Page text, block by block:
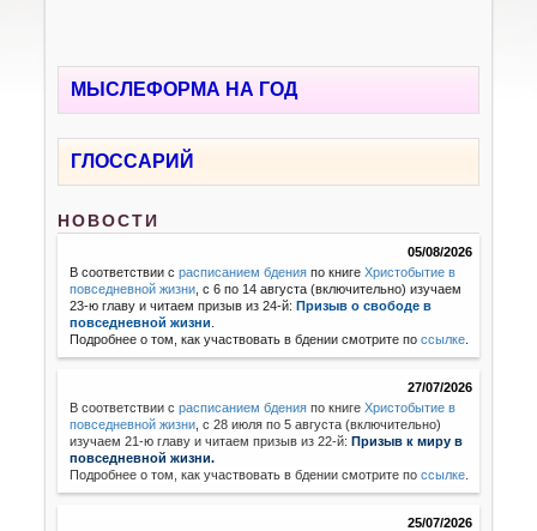
МЫСЛЕФОРМА НА ГОД
ГЛОССАРИЙ
НОВОСТИ
05/08/2026
В соответствии срасписанием бдения по книгеХристобытие в
повседневной жизни , с 6 по 14 августа (включительно) изучаем
23-ю главу и читаем призыв из 24-й:Призыв о свободе в
повседневной жизни
Подробнее о том, как участвовать в бдении смотрите поссылке
27/07/2026
В соответствии с расписанием бдения по книгеХристобытие в
повседневной жизни с 28 июля по 5 августа (включительно)
изучаем 21-ю главу и читаем призыв из 22-й:Призыв к миру в
повседневной жизни.
Подробнее о том, как участвовать в бдении смотрите поссылке
25/07/2026